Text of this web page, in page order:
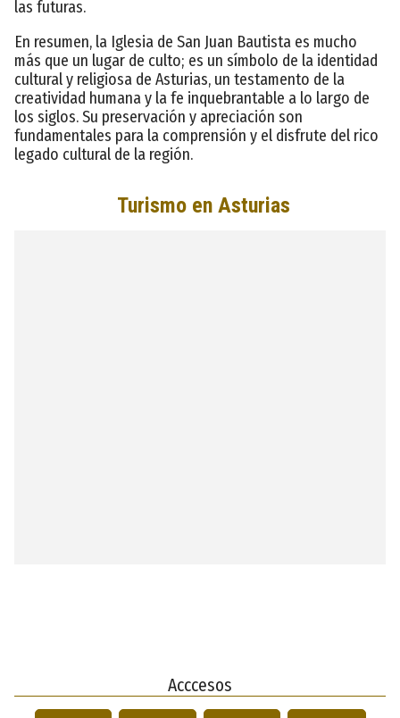
las futuras.
En resumen, la Iglesia de San Juan Bautista es mucho
más que un lugar de culto; es un símbolo de la identidad
cultural y religiosa de Asturias, un testamento de la
creatividad humana y la fe inquebrantable a lo largo de
los siglos. Su preservación y apreciación son
fundamentales para la comprensión y el disfrute del rico
legado cultural de la región.
Acccesos